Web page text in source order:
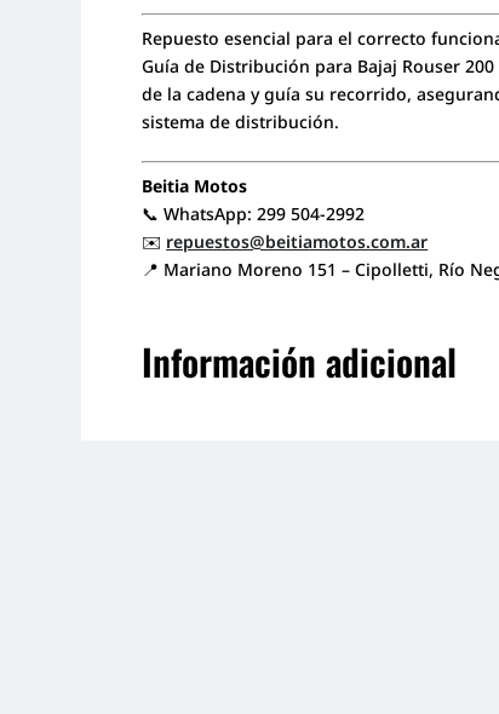
Repuesto esencial para el correcto
Guía de Distribución para Bajaj Rouser
de la cadena y guía su recorrido,
sistema de distribución.
Beitia Motos
📞 WhatsApp: 299 504-2992
✉️ repuestos@beitiamotos.com.ar
📍 Mariano Moreno 151 – Cipolletti, Río
Información adicional